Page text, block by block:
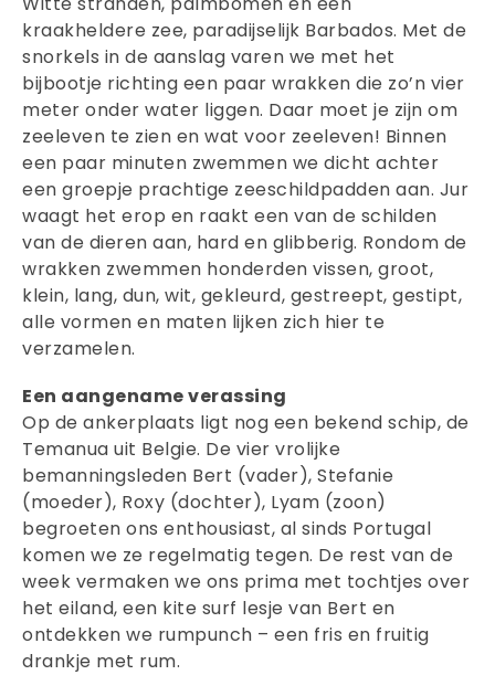
kraakheldere zee, paradijselijk Barbados. Met de
snorkels in de aanslag varen we met het
bijbootje richting een paar wrakken die zo’n vier
meter onder water liggen. Daar moet je zijn om
zeeleven te zien en wat voor zeeleven! Binnen
een paar minuten zwemmen we dicht achter
een groepje prachtige zeeschildpadden aan. Jur
waagt het erop en raakt een van de schilden
van de dieren aan, hard en glibberig. Rondom de
wrakken zwemmen honderden vissen, groot,
klein, lang, dun, wit, gekleurd, gestreept, gestipt,
alle vormen en maten lijken zich hier te
verzamelen.
Een aangename verassing
Op de ankerplaats ligt nog een bekend schip, de
Temanua uit Belgie. De vier vrolijke
bemanningsleden Bert (vader), Stefanie
(moeder), Roxy (dochter), Lyam (zoon)
begroeten ons enthousiast, al sinds Portugal
komen we ze regelmatig tegen. De rest van de
week vermaken we ons prima met tochtjes over
het eiland, een kite surf lesje van Bert en
ontdekken we rumpunch – een fris en fruitig
drankje met rum.